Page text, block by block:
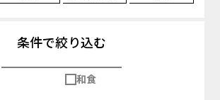
条件で絞り込む
和食